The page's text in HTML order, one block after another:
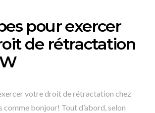
pour exercer
de rétractation
votre droit de rétractation chez
comme bonjour! Tout d’abord, selon